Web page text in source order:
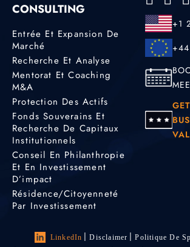
CONSULTING
Entrée Et Expansion De
Marché
Recherche Et Analyse
Mentorat Et Coaching
M&A
Protection Des Actifs
Fonds Souverains Et
Recherche De Capitaux
Institutionnels
Conseil En Philanthropie
Et En Investissement
D’impact
Résidence/citoyenneté
Par Investissement
+1
LinkedIn Disclaimer Politique De